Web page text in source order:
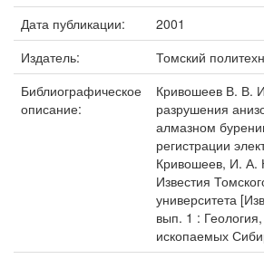
Дата публикации:
2001
Издатель:
Томский
Библиографическое
описание:
Кривошеев В. В.
разрушения
алмазном
регистрации
Кривошеев, И. А.
Известия
университета
вып. 1 :
ископаемых